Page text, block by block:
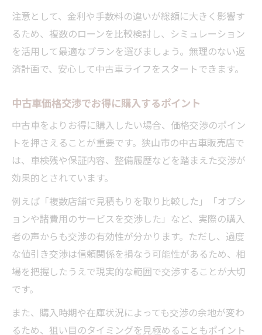
注意として、金利や手数料の違いが総額に大きく影響す
るため、複数のローンを比較検討し、シミュレーション
を活用して最適なプランを選びましょう。無理のない返
済計画で、安心して中古車ライフをスタートできます。
中古車価格交渉でお得に購入するポイント
中古車をよりお得に購入したい場合、価格交渉のポイン
トを押さえることが重要です。狭山市の中古車販売店で
は、車検残や保証内容、整備履歴などを踏まえた交渉が
効果的とされています。
例えば「複数店舗で見積もりを取り比較した」「オプシ
ョンや諸費用のサービスを交渉した」など、実際の購入
者の声からも交渉の有効性が分かります。ただし、過度
な値引き交渉は信頼関係を損なう可能性があるため、相
場を把握したうえで現実的な範囲で交渉することが大切
です。
また、購入時期や在庫状況によっても交渉の余地が変わ
るため、狙い目のタイミングを見極めることもポイント